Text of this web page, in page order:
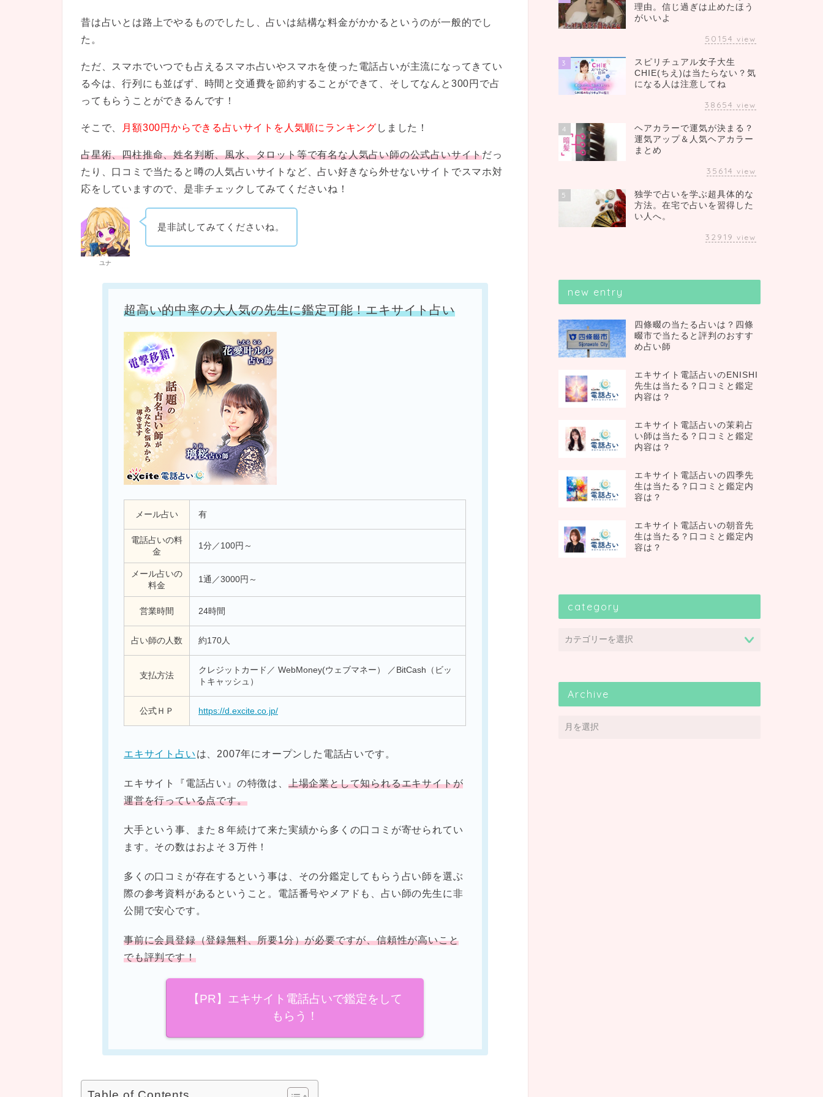
昔は占いとは路上でやるものでしたし、占いは結構な料金がかかるというのが一般的でし
た。
ただ、スマホでいつでも占えるスマホ占いやスマホを使った電話占いが主流になってきてい
る今は、行列にも並ばず、時間と交通費を節約することができて、そしてなんと300円で占
ってもらうことができるんです！
そこで、 月額300円からできる占いサイトを人気順にランキング しました！
占星術、四柱推命、姓名判断、風水、タロット等で有名な人気占い師の公式占いサイトだっ
たり、口コミで当たると噂の人気占いサイトなど、占い好きなら外せないサイトでスマホ対
応をしていますので、是非チェックしてみてくださいね！
ユナ
是非試してみてくださいね。
超高い的中率の大人気の先生に鑑定可能！エキサイト占い
メール占い 有
電話占いの料
金
1分／100円～
メール占いの
料金
1通／3000円～
営業時間 24時間
占い師の人数 約170人
支払方法
クレジットカード／ WebMoney(ウェブマネー） ／BitCash（ビッ
トキャッシュ）
公式ＨＰ https://d.excite.co.jp/
エキサイト占い は、2007年にオープンした電話占いです。
エキサイト『電話占い』の特徴は、 上場企業として知られるエキサイトが
運営を行っている点です。
大手という事、また８年続けて来た実績から多くの口コミが寄せられてい
ます。その数はおよそ３万件！
多くの口コミが存在するという事は、その分鑑定してもらう占い師を選ぶ
際の参考資料があるということ。電話番号やメアドも、占い師の先生に非
公開で安心です。
事前に会員登録（登録無料、所要1分）が必要ですが、信頼性が高いこと
でも評判です！
【PR】エキサイト電話占いで鑑定をして
もらう！
理由。信じ過ぎは止めたほう
がいいよ
50154 view
3
スピリチュアル女子大生
CHIE(ちえ)は当たらない？気
になる人は注意してね
38654 view
4
ヘアカラーで運気が決まる？
運気アップ＆人気ヘアカラー
まとめ
35614 view
5
独学で占いを学ぶ超具体的な
方法。在宅で占いを習得した
い人へ。
32919 view
new entry
四條畷の当たる占いは？四條
畷市で当たると評判のおすす
め占い師
エキサイト電話占いのENISHI
先生は当たる？口コミと鑑定
内容は？
エキサイト電話占いの茉莉占
い師は当たる？口コミと鑑定
内容は？
エキサイト電話占いの四季先
生は当たる？口コミと鑑定内
容は？
エキサイト電話占いの朝音先
生は当たる？口コミと鑑定内
容は？
category
Archive